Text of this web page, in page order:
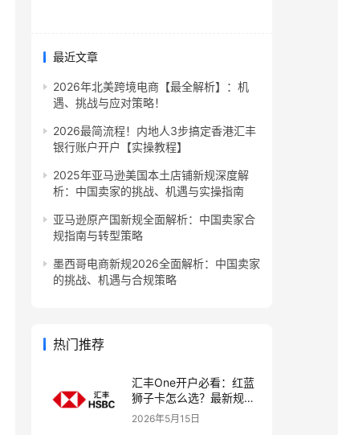
最近文章
2026年北美跨境电商【最全解析】：机
遇、挑战与应对策略！
2026最简流程！内地人3步搞定香港汇丰
银行账户开户【实操教程】
2025年亚马逊美国本土店铺新规深度解
析：中国卖家的挑战、机遇与实操指南
亚马逊原产国新规全面解析：中国卖家合
规指南与转型策略
墨西哥电商新规2026全面解析：中国卖家
的挑战、机遇与合规策略
热门推荐
汇丰One开户必看：红蓝
狮子卡怎么选？最新规则
+补办攻略+5个避坑指南
2026年5月15日